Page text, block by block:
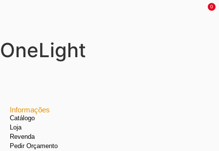
0
OneLight
Informações
Catálogo
Loja
Revenda
Pedir Orçamento